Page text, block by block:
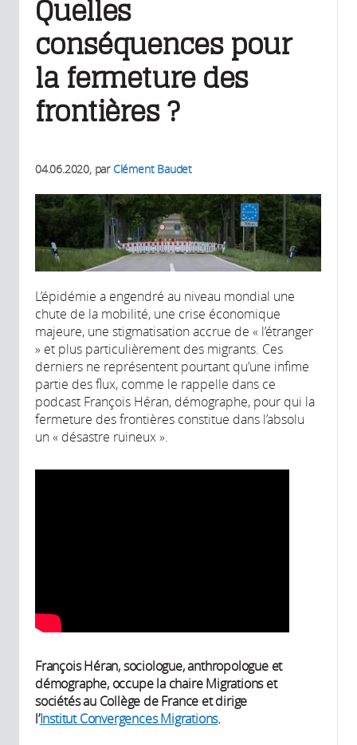
Quelles
conséquences pour
la fermeture des
frontières ?
04.06.2020, parClément Baudet
L’épidémie a engendré au niveau mondial une
chute de la mobilité, une crise économique
majeure, une stigmatisation accrue de « l’étranger
» et plus particulièrement des migrants. Ces
derniers ne représentent pourtant qu’une infime
partie des flux, comme le rappelle dans ce
podcast François Héran, démographe, pour qui la
fermeture des frontières constitue dans l’absolu
un « désastre ruineux ».
François Héran, sociologue, anthropologue et
démographe, occupe la chaire Migrations et
sociétés au Collège de France et dirige
l’Institut Convergences Migrations.